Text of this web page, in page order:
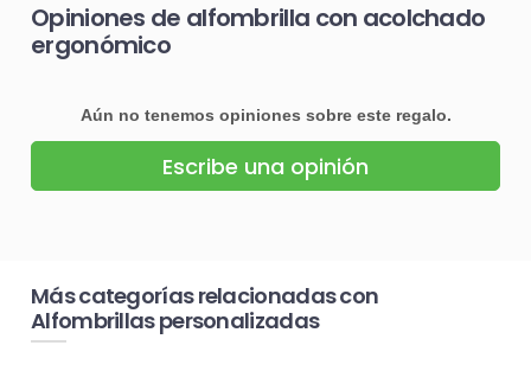
Opiniones de alfombrilla con acolchado
ergonómico
Aún no tenemos opiniones sobre este regalo.
Escribe una opinión
Más categorías relacionadas con
Alfombrillas personalizadas